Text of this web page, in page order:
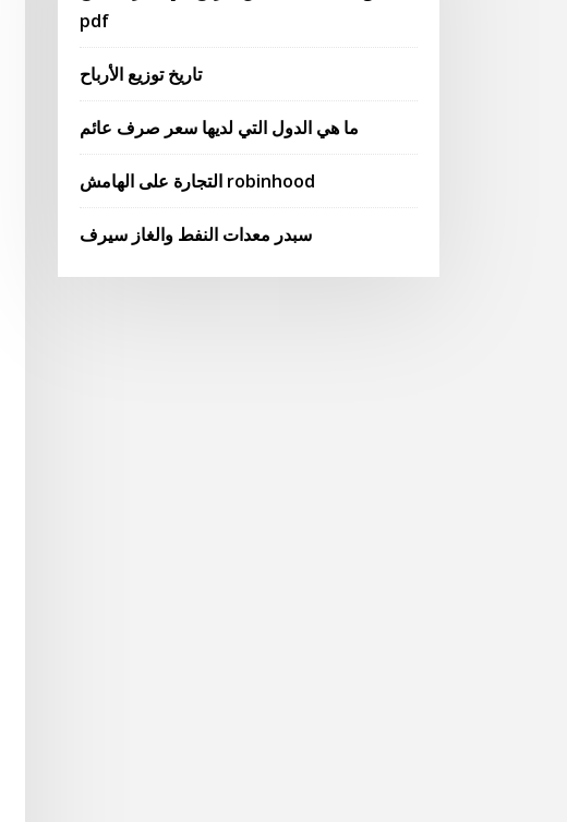
pdf
تاريخ توزيع الأرباح
ما هي الدول التي لديها سعر صرف عائم
التجارة على الهامش robinhood
سبدر معدات النفط والغاز سيرف